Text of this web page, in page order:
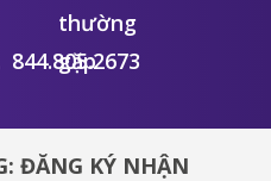
844.805.2673
thường
gặp
ĐĂNG KÝ NHẬN